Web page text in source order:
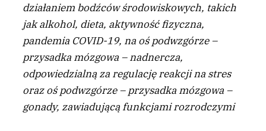
działaniem bodźców środowiskowych, takich
jak alkohol, dieta, aktywność fizyczna,
pandemia COVID-19, na oś podwzgórze –
przysadka mózgowa – nadnercza,
odpowiedzialną za regulację reakcji na stres
oraz oś podwzgórze – przysadka mózgowa –
gonady, zawiadującą funkcjami rozrodczymi